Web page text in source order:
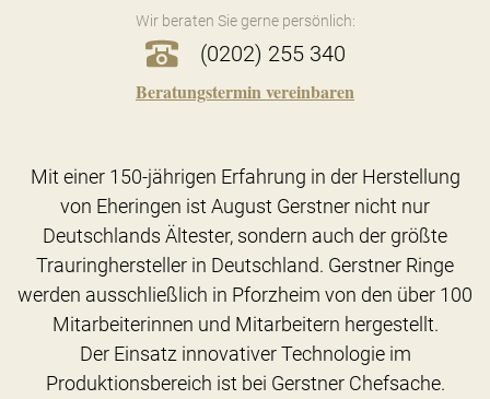
Wir beraten Sie gerne persönlich:
(0202) 255 340
Beratungstermin vereinbaren
Mit einer 150-jährigen Erfahrung in der Herstellung
von Eheringen ist August Gerstner nicht nur
Deutschlands Ältester, sondern auch der größte
Trauringhersteller in Deutschland. Gerstner Ringe
werden ausschließlich in Pforzheim von den über 100
Mitarbeiterinnen und Mitarbeitern hergestellt.
Der Einsatz innovativer Technologie im
Produktionsbereich ist bei Gerstner Chefsache.